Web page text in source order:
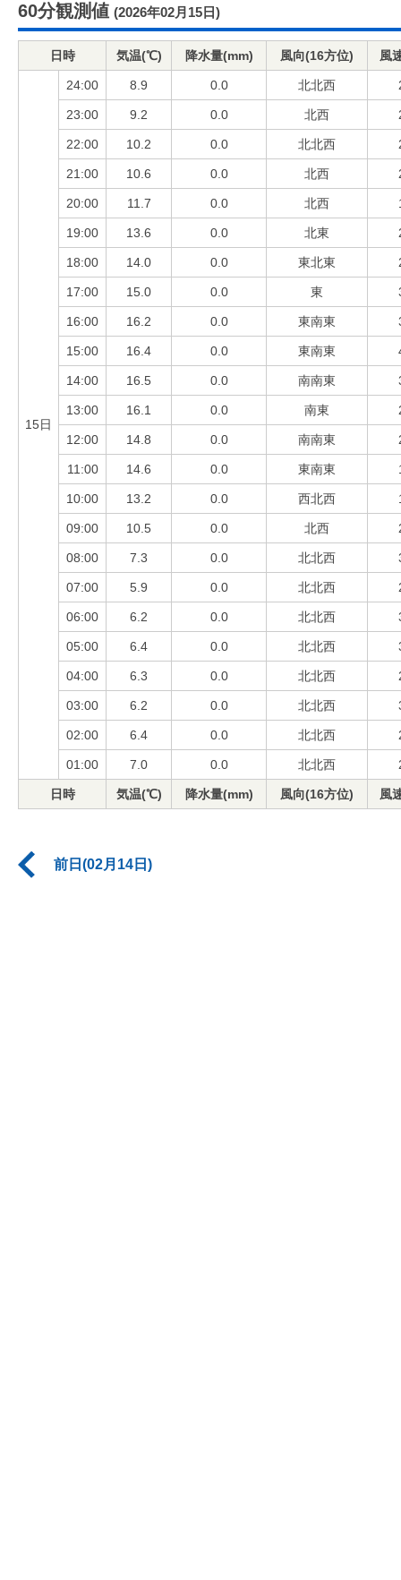
60分観測値 (2026年02月15日)
日時 気温(℃) 降水量(mm) 風向(16方位) 風
15日
24:00 8.9 0.0 北北西
23:00 9.2 0.0 北西
22:00 10.2 0.0 北北西
21:00 10.6 0.0 北西
20:00 11.7 0.0 北西
19:00 13.6 0.0 北東
18:00 14.0 0.0 東北東
17:00 15.0 0.0 東
16:00 16.2 0.0 東南東
15:00 16.4 0.0 東南東
14:00 16.5 0.0 南南東
13:00 16.1 0.0 南東
12:00 14.8 0.0 南南東
11:00 14.6 0.0 東南東
10:00 13.2 0.0 西北西
09:00 10.5 0.0 北西
08:00 7.3 0.0 北北西
07:00 5.9 0.0 北北西
06:00 6.2 0.0 北北西
05:00 6.4 0.0 北北西
04:00 6.3 0.0 北北西
03:00 6.2 0.0 北北西
02:00 6.4 0.0 北北西
01:00 7.0 0.0 北北西
日時 気温(℃) 降水量(mm) 風向(16方位) 風
前日(02月14日)